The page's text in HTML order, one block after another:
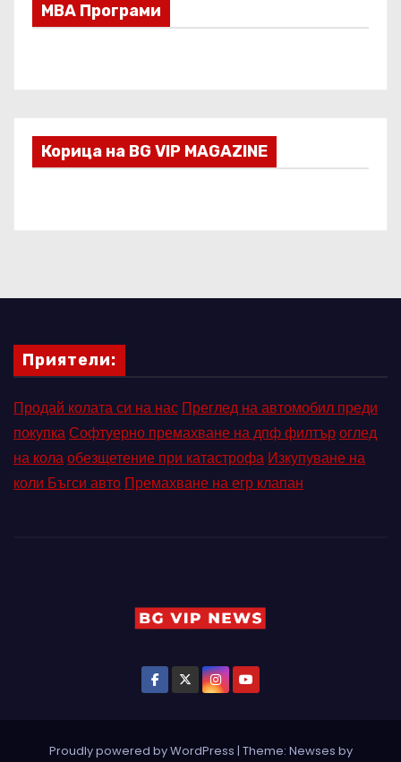
МВА Програми
Корица на BG VIP MAGAZINE
Приятели:
Продай колата си на нас Преглед на автомобил преди
покупкаСофтуерно премахване на дпф филтъроглед
на колаобезщетение при катастрофа Изкупуване на
коли Бъгси авто Премахване на егр клапан
Proudly powered by WordPress | Theme: Newses by